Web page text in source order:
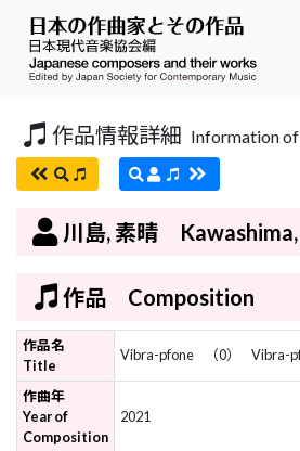
作品情報詳細 Information
川島, 素晴
作品 Composition
作品名
Title
Vibra-pfone （0） Vibra-
作曲年
Year of
Composition
2021